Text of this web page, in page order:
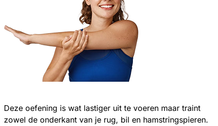
Deze oefening is wat lastiger uit te voeren maar traint
zowel de onderkant van je rug, bil en hamstringspieren.